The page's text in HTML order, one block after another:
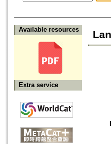
Available resources
Extra service